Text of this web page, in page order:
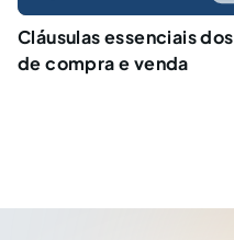
Cláusulas essenciais
de compra e venda